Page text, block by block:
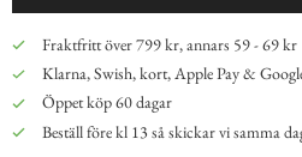
Fraktfritt över 799 kr, annars 59 - 69 kr
Klarna, Swish, kort, Apple Pay &
Öppet köp 60 dagar
Beställ före kl 13 så skickar vi samma